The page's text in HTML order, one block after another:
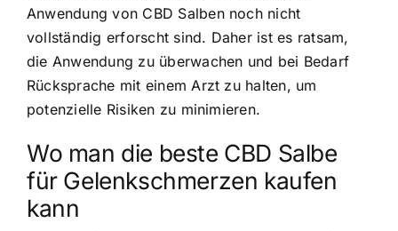
Anwendung von CBD Salben noch nicht
vollständig erforscht sind. Daher ist es ratsam,
die Anwendung zu überwachen und bei Bedarf
Rücksprache mit einem Arzt zu halten, um
potenzielle Risiken zu minimieren.
Wo man die beste CBD Salbe
für Gelenkschmerzen kaufen
kann